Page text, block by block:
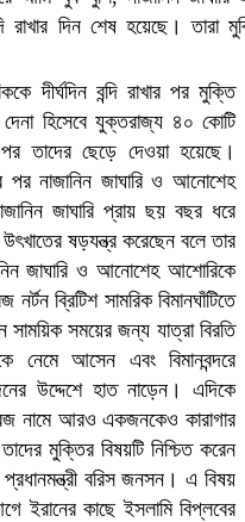
২১ হাজারের বেশি গ্রেপ্তার
সম্পাদকের পদত্যাগ
দীর্ঘদিন বন্দি রাখার পর মুক্তি
হিসেবে যুক্তরাজ্য ৪০ কোটি
তাদের ছেড়ে দেওয়া হয়েছে।
পর নাজানিন জাঘারি ও আনোশেহ
জাঘারি প্রায় ছয় বছর ধরে
উৎখাতের ষড়যন্ত্র করেছেন বলে তার
জাঘারি ও আনোশেহ আশোরিকে
ব্রিটিশ সামরিক বিমানঘাঁটিতে
সময়ের জন্য যাত্রা বিরতি
নেমে আসেন এবং বিমানবন্দরে
উদ্দেশে হাত নাড়েন। এদিকে
নামে আরও একজনকেও কারাগার
মুক্তির বিষয়টি নিশ্চিত করেন
প্রধানমন্ত্রী বরিস জনসন। এ বিষয়
ইরানের কাছে ইসলামি বিপ্লবের